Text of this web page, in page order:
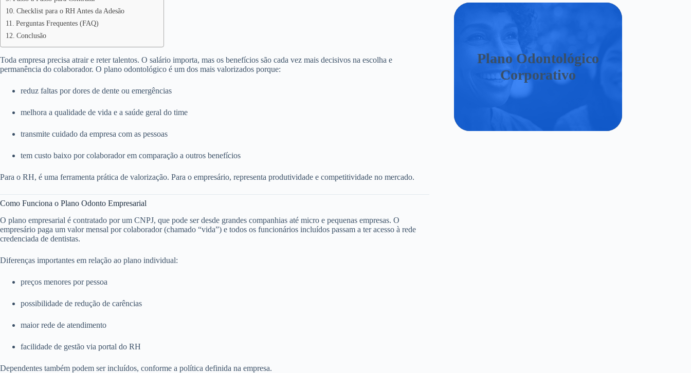
Checklist para o RH Antes da Adesão
Perguntas Frequentes (FAQ)
Conclusão
Toda empresa precisa atrair e reter talentos. O salário importa, mas os benefícios são cada vez mais decisivos na escolha e
permanência do colaborador. O plano odontológico é um dos mais valorizados porque:
reduz faltas por dores de dente ou emergências
melhora a qualidade de vida e a saúde geral do time
transmite cuidado da empresa com as pessoas
tem custo baixo por colaborador em comparação a outros benefícios
Para o RH, é uma ferramenta prática de valorização. Para o empresário, representa produtividade e competitividade no mercado.
Como Funciona o Plano Odonto Empresarial
O plano empresarial é contratado por um CNPJ, que pode ser desde grandes companhias até micro e pequenas empresas. O
empresário paga um valor mensal por colaborador (chamado “vida”) e todos os funcionários incluídos passam a ter acesso à rede
credenciada de dentistas.
Diferenças importantes em relação ao plano individual:
preços menores por pessoa
possibilidade de redução de carências
maior rede de atendimento
facilidade de gestão via portal do RH
Dependentes também podem ser incluídos, conforme a política definida na empresa.
Plano Odontológico
Corporativo